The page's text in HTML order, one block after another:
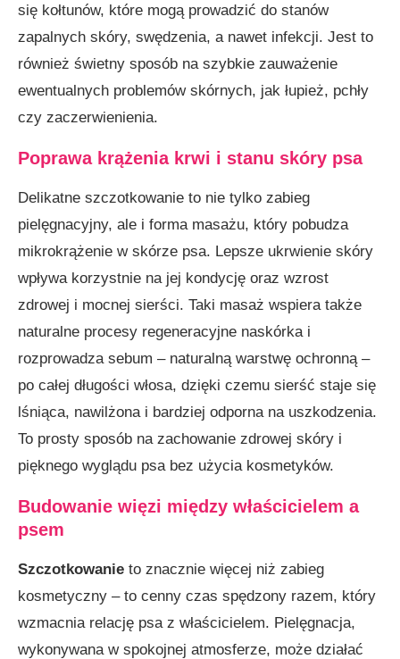
się kołtunów, które mogą prowadzić do stanów
zapalnych skóry, swędzenia, a nawet infekcji. Jest to
również świetny sposób na szybkie zauważenie
ewentualnych problemów skórnych, jak łupież, pchły
czy zaczerwienienia.
Poprawa krążenia krwi i stanu skóry psa
Delikatne szczotkowanie to nie tylko zabieg
pielęgnacyjny, ale i forma masażu, który pobudza
mikrokrążenie w skórze psa. Lepsze ukrwienie skóry
wpływa korzystnie na jej kondycję oraz wzrost
zdrowej i mocnej sierści. Taki masaż wspiera także
naturalne procesy regeneracyjne naskórka i
rozprowadza sebum – naturalną warstwę ochronną –
po całej długości włosa, dzięki czemu sierść staje się
lśniąca, nawilżona i bardziej odporna na uszkodzenia.
To prosty sposób na zachowanie zdrowej skóry i
pięknego wyglądu psa bez użycia kosmetyków.
Budowanie więzi między właścicielem a
psem
Szczotkowanie to znacznie więcej niż zabieg
kosmetyczny – to cenny czas spędzony razem, który
wzmacnia relację psa z właścicielem. Pielęgnacja,
wykonywana w spokojnej atmosferze, może działać